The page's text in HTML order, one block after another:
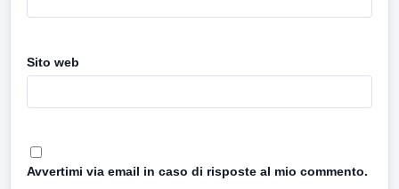
Sito web
Avvertimi via email in caso di risposte al mio commento.